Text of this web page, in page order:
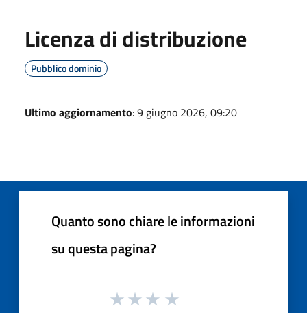
Licenza di distribuzione
Pubblico dominio
Ultimo aggiornamento: 9 giugno 2026, 09:20
Quanto sono chiare le informazioni
su questa pagina?